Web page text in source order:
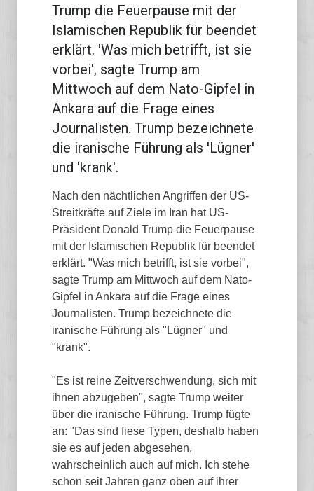
Trump die Feuerpause mit der
Islamischen Republik für beendet
erklärt. 'Was mich betrifft, ist sie
vorbei', sagte Trump am
Mittwoch auf dem Nato-Gipfel in
Ankara auf die Frage eines
Journalisten. Trump bezeichnete
die iranische Führung als 'Lügner'
und 'krank'.
Nach den nächtlichen Angriffen der US-
Streitkräfte auf Ziele im Iran hat US-
Präsident Donald Trump die Feuerpause
mit der Islamischen Republik für beendet
erklärt. "Was mich betrifft, ist sie vorbei",
sagte Trump am Mittwoch auf dem Nato-
Gipfel in Ankara auf die Frage eines
Journalisten. Trump bezeichnete die
iranische Führung als "Lügner" und
"krank".
"Es ist reine Zeitverschwendung, sich mit
ihnen abzugeben", sagte Trump weiter
über die iranische Führung. Trump fügte
an: "Das sind fiese Typen, deshalb haben
sie es auf jeden abgesehen,
wahrscheinlich auch auf mich. Ich stehe
schon seit Jahren ganz oben auf ihrer